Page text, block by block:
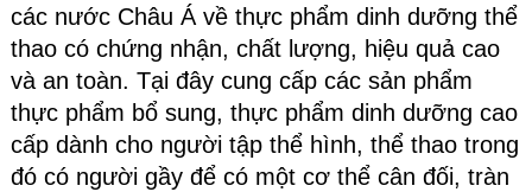
các nước Châu Á về thực phẩm dinh dưỡng thể
thao có chứng nhận, chất lượng, hiệu quả cao
và an toàn. Tại đây cung cấp các sản phẩm
thực phẩm bổ sung, thực phẩm dinh dưỡng cao
cấp dành cho người tập thể hình, thể thao trong
đó có người gầy để có một cơ thể cân đối, tràn